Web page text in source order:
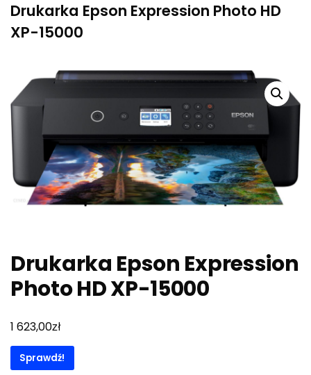
Drukarka Epson Expression Photo HD
XP-15000
Drukarka Epson Expression
Photo HD XP-15000
1 623,00zł
Sprawdź!